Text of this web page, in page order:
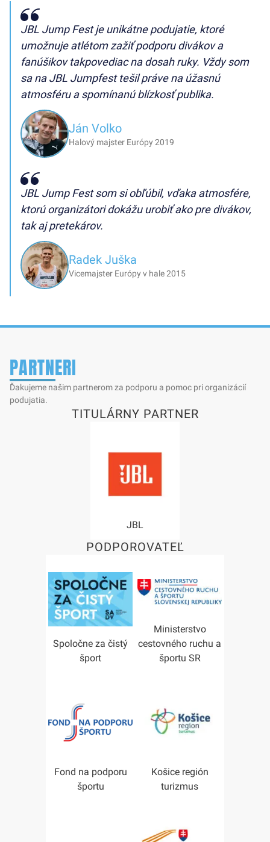
JBL Jump Fest je unikátne podujatie, ktoré
umožnuje atlétom zažiť podporu divákov a
fanúšikov takpovediac na dosah ruky. Vždy som
sa na JBL Jumpfest tešil práve na úžasnú
atmosféru a spomínanú blízkosť publika.
Ján Volko
Halový majster Európy 2019
JBL Jump Fest som si obľúbil, vďaka atmosfére,
ktorú organizátori dokážu urobiť ako pre divákov,
tak aj pretekárov.
Radek Juška
Vicemajster Európy v hale 2015
PARTNERI
Ďakujeme našim partnerom za podporu a pomoc pri organizácií
podujatia.
TITULÁRNY PARTNER
JBL
PODPOROVATEĽ
Spoločne za čistý
šport
Ministerstvo
cestovného ruchu a
športu SR
Fond na podporu
športu
Košice región
turizmus